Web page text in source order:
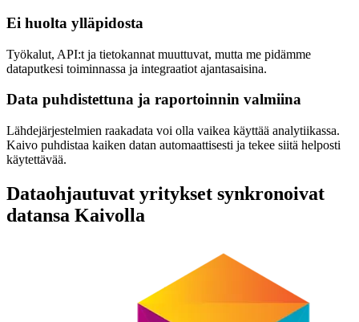
Ei huolta ylläpidosta
Työkalut, API:t ja tietokannat muuttuvat, mutta me pidämme
dataputkesi toiminnassa ja integraatiot ajantasaisina.
Data puhdistettuna ja raportoinnin valmiina
Lähdejärjestelmien raakadata voi olla vaikea käyttää analytiikassa.
Kaivo puhdistaa kaiken datan automaattisesti ja tekee siitä helposti
käytettävää.
Dataohjautuvat yritykset synkronoivat
datansa Kaivolla